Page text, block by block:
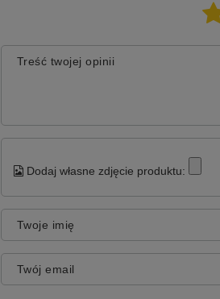
Treść twojej opinii
Dodaj własne zdjęcie produktu:
Twoje imię
Twój email